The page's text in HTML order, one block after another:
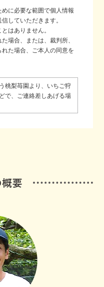
に必要な範囲で個人情報
していただきます。
はありません。
場合、または、裁判所、
た場合、ご本人の同意を
桃梨苺園より、いちご狩
で、ご連絡差しあげる場